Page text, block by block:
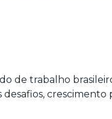
de trabalho
crescimento